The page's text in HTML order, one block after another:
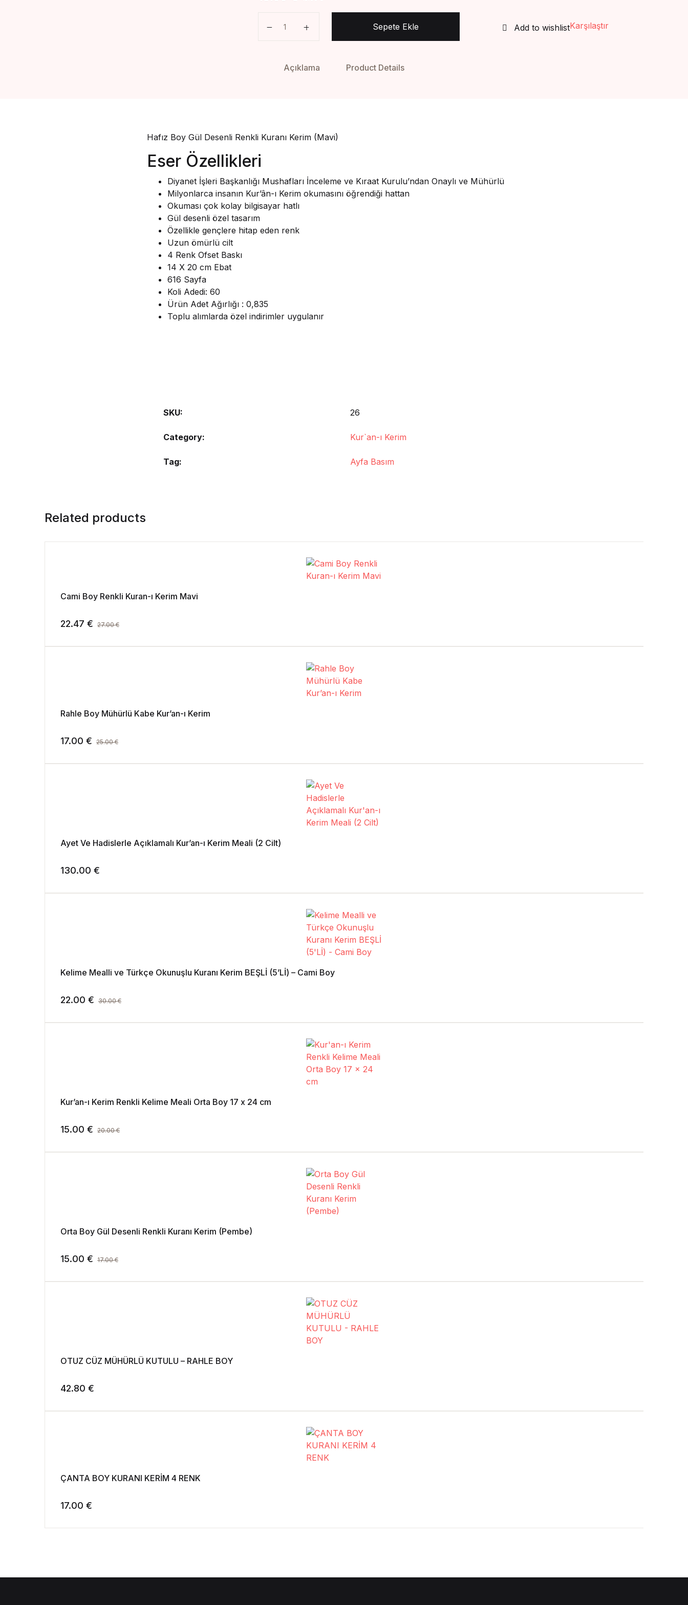
Create Account
Sepete Ekle Add to wishlistKarşılaştır
Açıklama Product Details
Hafız Boy Gül Desenli Renkli Kuranı Kerim (Mavi)
Eser Özellikleri
Diyanet İşleri Başkanlığı Mushafları İnceleme ve Kıraat Kurulu’ndan Onaylı ve Mühürlü
Milyonlarca insanın Kur’ân-ı Kerim okumasını öğrendiği hattan
Okuması çok kolay bilgisayar hatlı
Gül desenli özel tasarım
Özellikle gençlere hitap eden renk
Uzun ömürlü cilt
4 Renk Ofset Baskı
14 X 20 cm Ebat
616 Sayfa
Koli Adedi: 60
Ürün Adet Ağırlığı : 0,835
Toplu alımlarda özel indirimler uygulanır
SKU: 26
Category: Kur`an-ı Kerim
Tag: Ayfa Basım
Related products
Cami Boy Renkli Kuran-ı Kerim Mavi
22.47 € 27.00€
Rahle Boy Mühürlü Kabe Kur’an-ı Kerim
17.00 € 25.00€
Ayet Ve Hadislerle Açıklamalı Kur’an-ı Kerim Meali (2 Cilt)
130.00 €
Kelime Mealli ve Türkçe Okunuşlu Kuranı Kerim BEŞLİ (5’Lİ) – Cami Boy
22.00 € 30.00€
Kur’an-ı Kerim Renkli Kelime Meali Orta Boy 17 x 24 cm
15.00 € 20.00€
Orta Boy Gül Desenli Renkli Kuranı Kerim (Pembe)
15.00 € 17.00€
OTUZ CÜZ MÜHÜRLÜ KUTULU – RAHLE BOY
42.80 €
ÇANTA BOY KURANI KERİM 4 RENK
17.00 €